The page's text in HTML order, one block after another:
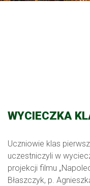
WYCIECZKA
Uczniowie klas
uczestniczyli w
projekcji filmu
Błaszczyk, p.